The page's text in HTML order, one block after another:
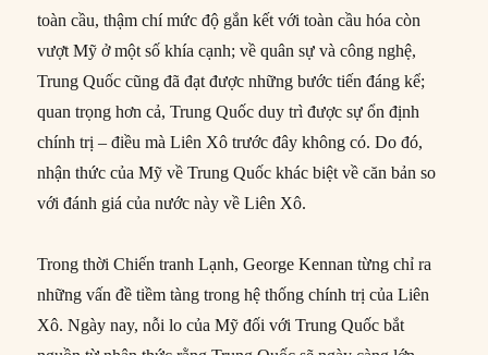
toàn cầu, thậm chí mức độ gắn kết với toàn cầu hóa còn
vượt Mỹ ở một số khía cạnh; về quân sự và công nghệ,
Trung Quốc cũng đã đạt được những bước tiến đáng kể;
quan trọng hơn cả, Trung Quốc duy trì được sự ổn định
chính trị – điều mà Liên Xô trước đây không có. Do đó,
nhận thức của Mỹ về Trung Quốc khác biệt về căn bản so
với đánh giá của nước này về Liên Xô.
Trong thời Chiến tranh Lạnh, George Kennan từng chỉ ra
những vấn đề tiềm tàng trong hệ thống chính trị của Liên
Xô. Ngày nay, nỗi lo của Mỹ đối với Trung Quốc bắt